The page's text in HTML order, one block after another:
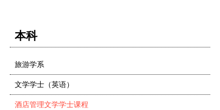
本科
旅游学系
文学学士（英语）
酒店管理文学学士课程